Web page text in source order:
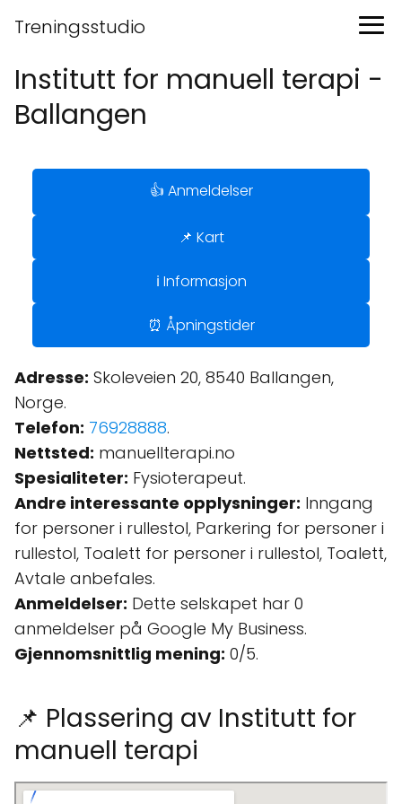
Treningsstudio
Institutt for manuell terapi -
Ballangen
👍 Anmeldelser
📌 Kart
ℹ️ Informasjon
⏰ Åpningstider
Adresse: Skoleveien 20, 8540 Ballangen,
Norge.
Telefon: 76928888.
Nettsted: manuellterapi.no
Spesialiteter: Fysioterapeut.
Andre interessante opplysninger: Inngang
for personer i rullestol, Parkering for personer i
rullestol, Toalett for personer i rullestol, Toalett,
Avtale anbefales.
Anmeldelser: Dette selskapet har 0
anmeldelser på Google My Business.
Gjennomsnittlig mening: 0/5.
📌 Plassering av Institutt for
manuell terapi